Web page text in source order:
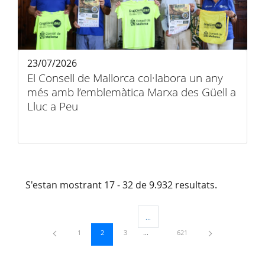
El Consell de Mallorca col·labora un any
més amb l’emblemàtica Marxa des Güell a
Lluc a Peu
23/07/2026
S'estan mostrant 17 - 32 de 9.932 resultats.
Pàgina
1 Pàgina
2 Pàgina
3
Pàgines intermèdies Utilitzeu TAB per
Pàgina
621